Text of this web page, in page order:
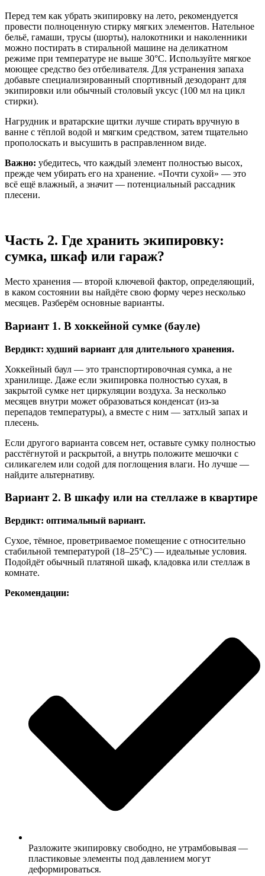
Перед тем как убрать экипировку на лето, рекомендуется
провести полноценную стирку мягких элементов. Нательное
бельё, гамаши, трусы (шорты), налокотники и наколенники
можно постирать в стиральной машине на деликатном
режиме при температуре не выше 30°C. Используйте мягкое
моющее средство без отбеливателя. Для устранения запаха
добавьте специализированный спортивный дезодорант для
экипировки или обычный столовый уксус (100 мл на цикл
стирки).
Нагрудник и вратарские щитки лучше стирать вручную в
ванне с тёплой водой и мягким средством, затем тщательно
прополоскать и высушить в расправленном виде.
Важно: убедитесь, что каждый элемент полностью высох,
прежде чем убирать его на хранение. «Почти сухой» — это
всё ещё влажный, а значит — потенциальный рассадник
плесени.
Часть 2. Где хранить экипировку:
сумка, шкаф или гараж?
Место хранения — второй ключевой фактор, определяющий,
в каком состоянии вы найдёте свою форму через несколько
месяцев. Разберём основные варианты.
Вариант 1. В хоккейной сумке (бауле)
Вердикт: худший вариант для длительного хранения.
Хоккейный баул — это транспортировочная сумка, а не
хранилище. Даже если экипировка полностью сухая, в
закрытой сумке нет циркуляции воздуха. За несколько
месяцев внутри может образоваться конденсат (из-за
перепадов температуры), а вместе с ним — затхлый запах и
плесень.
Если другого варианта совсем нет, оставьте сумку полностью
расстёгнутой и раскрытой, а внутрь положите мешочки с
силикагелем или содой для поглощения влаги. Но лучше —
найдите альтернативу.
Вариант 2. В шкафу или на стеллаже в квартире
Вердикт: оптимальный вариант.
Сухое, тёмное, проветриваемое помещение с относительно
стабильной температурой (18–25°C) — идеальные условия.
Подойдёт обычный платяной шкаф, кладовка или стеллаж в
комнате.
Рекомендации:
Разложите экипировку свободно, не утрамбовывая —
пластиковые элементы под давлением могут
деформироваться.